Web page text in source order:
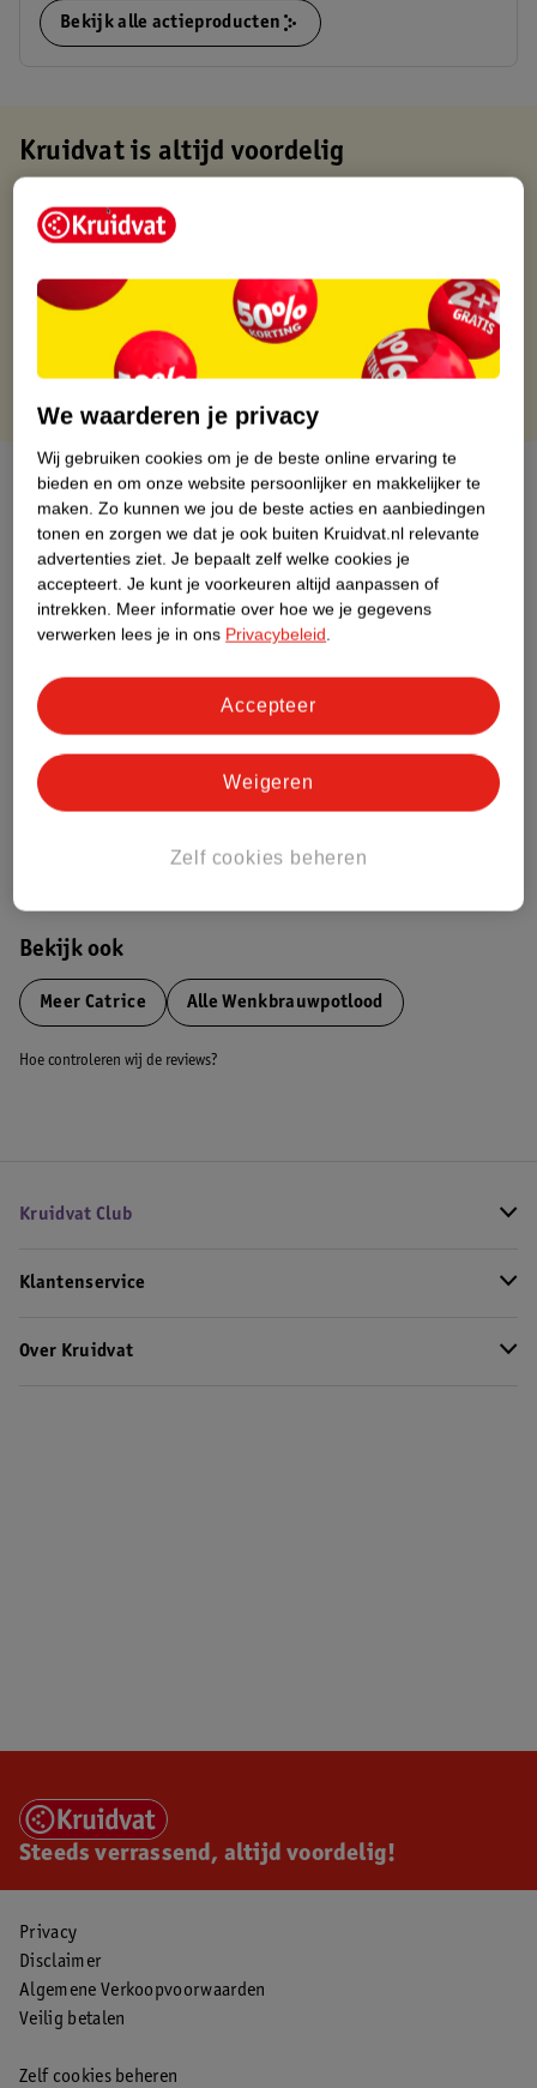
Bekijk alle actieproducten
Kruidvat is altijd voordelig
Gratis ophalen in de winkel
Op werkdagen voor 22:00 uur besteld, volgende dag in huis
Gratis retourneren binnen 30 dagen
Gratis punten met je Kruidvat kaart
Over dit product
Productinformatie
Etiketinformatie
Nature Impact Score
Dit product heeft (nog) geen Nature
Impact Score.
Bestel & Bezorginformatie
Bekijk ook
Meer Catrice Alle Wenkbrauwpotlood
Hoe controleren wij de reviews?
Kruidvat Club
Klantenservice
Over Kruidvat
Steeds verrassend, altijd voordelig!
Privacy
Disclaimer
Algemene Verkoopvoorwaarden
Veilig betalen
Zelf cookies beheren
We waarderen je privacy
Wij gebruiken cookies om je de beste online ervaring te
bieden en om onze website persoonlijker en makkelijker te
maken. Zo kunnen we jou de beste acties en aanbiedingen
tonen en zorgen we dat je ook buiten Kruidvat.nl relevante
advertenties ziet. Je bepaalt zelf welke cookies je
accepteert. Je kunt je voorkeuren altijd aanpassen of
intrekken. Meer informatie over hoe we je gegevens
verwerken lees je in ons Privacybeleid.
Zelf cookies beheren
Weigeren
Accepteer